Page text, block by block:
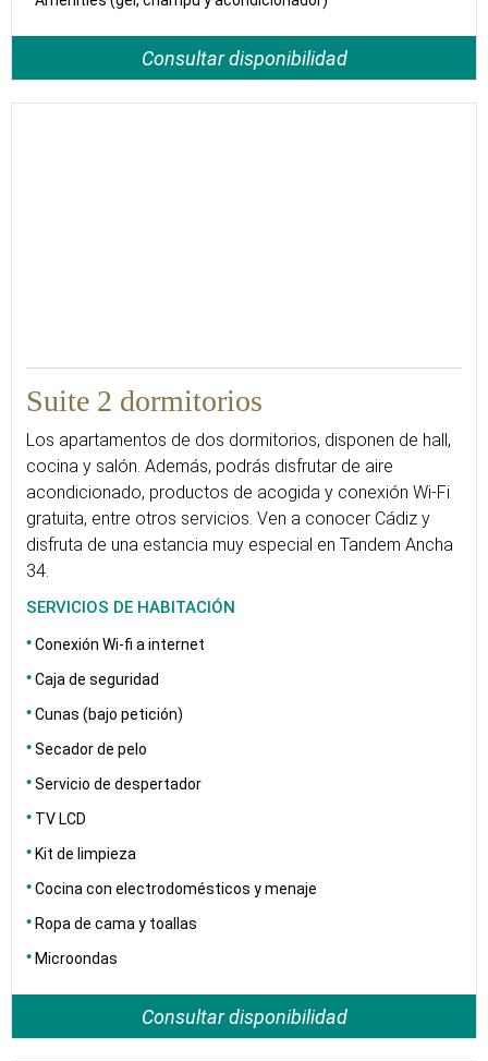
Consultar disponibilidad
Suite 2 dormitorios
Los apartamentos de dos dormitorios, disponen de hall,
cocina y salón. Además, podrás disfrutar de aire
acondicionado, productos de acogida y conexión Wi-Fi
gratuita, entre otros servicios. Ven a conocer Cádiz y
disfruta de una estancia muy especial en Tandem Ancha
34.
SERVICIOS DE HABITACIÓN
Conexión Wi-fi a internet
Caja de seguridad
Cunas (bajo petición)
Secador de pelo
Servicio de despertador
TV LCD
Kit de limpieza
Cocina con electrodomésticos y menaje
Ropa de cama y toallas
Microondas
Consultar disponibilidad